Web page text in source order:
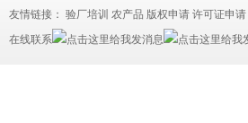
友情链接： 验厂培训 农产品 版权申请 许可证申请
在线联系